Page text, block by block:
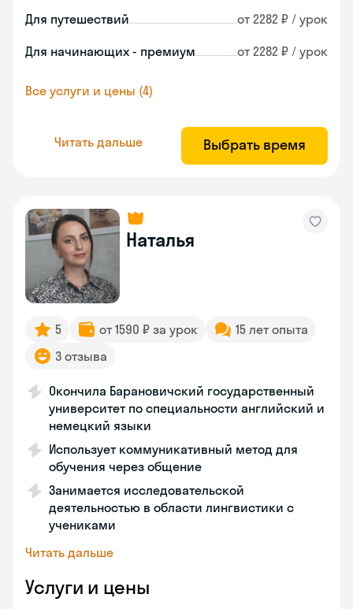
Для путешествий от 2282 ₽ / урок
Для начинающих - премиум от 2282 ₽ / урок
Все услуги и цены (4)
Читать дальше Выбрать время
Наталья
5 от 1590 ₽ за урок
15 лет опыта
3 отзыва
Окончила Барановичский государственный
университет по специальности английский и
немецкий языки
Использует коммуникативный метод для
обучения через общение
Занимается исследовательской
деятельностью в области лингвистики с
учениками
Читать дальше
Услуги и цены